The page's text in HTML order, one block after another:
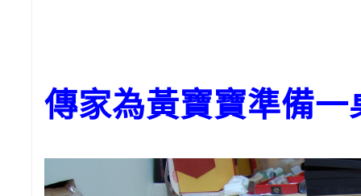
傳家為黃寶寶準備